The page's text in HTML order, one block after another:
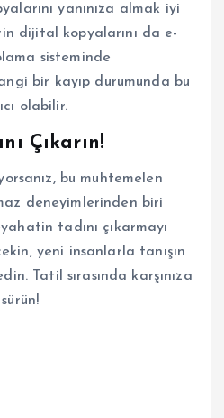
yanınıza almak iyi
dijital kopyalarını da e-
sisteminde
bir kayıp durumunda bu
olabilir.
Çıkarın!
bu muhtemelen
deneyimlerinden biri
tadını çıkarmayı
yeni insanlarla tanışın
Tatil sırasında karşınıza